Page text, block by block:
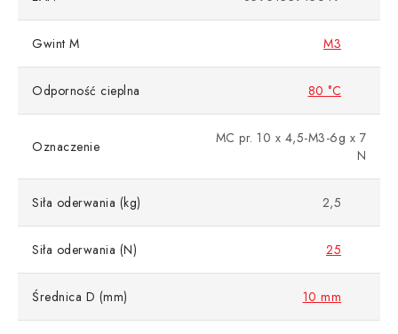
Gwint M M3
Odporność cieplna 80 °C
Oznaczenie
MC pr. 10 x 4,5-M3-6g x 7
N
Siła oderwania (kg) 2,5
Siła oderwania (N) 25
Średnica D (mm) 10 mm